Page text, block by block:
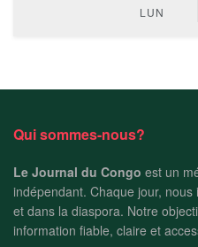
LUN
Qui sommes-nous?
Le Journal du Congo est un
indépendant. Chaque jour,
et dans la diaspora. Notre
information fiable, claire et